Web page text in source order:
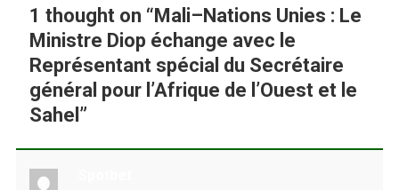
1 thought on “Mali–Nations Unies : Le
Ministre Diop échange avec le
Représentant spécial du Secrétaire
général pour l’Afrique de l’Ouest et le
Sahel ”